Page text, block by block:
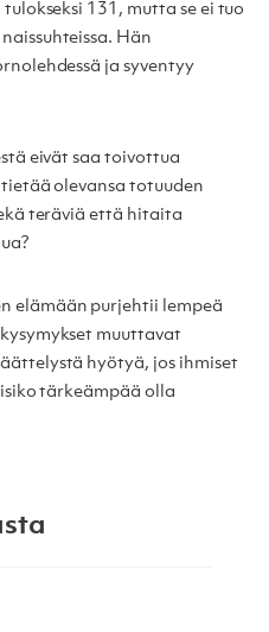
131, mutta se ei tuo
Hän
ja syventyy
eivät saa toivottua
olevansa totuuden
teräviä että hitaita
elämään purjehtii lempeä
muuttavat
hyötyä, jos ihmiset
tärkeämpää olla